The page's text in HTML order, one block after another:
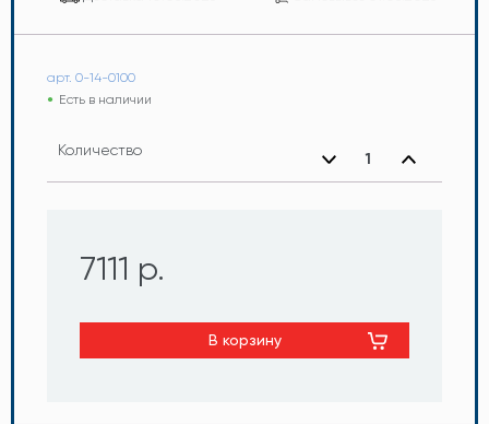
арт. 0-14-0100
Есть в наличии
Количество
7111 р.
В корзину